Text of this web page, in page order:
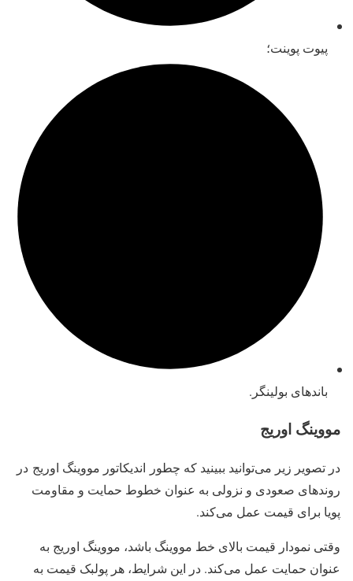
پیوت پوینت؛
باندهای بولینگر.
مووینگ اوریج
در تصویر زیر می‌توانید ببینید که چطور ‌‌ اندیکاتور مووینگ اوریج در
روندهای صعودی و نزولی به عنوان خطوط حمایت و مقاومت
پویا برای قیمت عمل می‌کند.
وقتی نمودار قیمت بالای خط مووینگ باشد، مووینگ اوریج به
عنوان حمایت عمل می‌کند. در این شرایط، هر پولبک قیمت به